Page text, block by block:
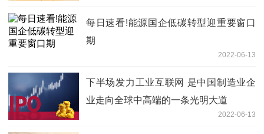
每日速看!能源国企低碳转型迎重要窗口
期
2022-06-13
下半场发力工业互联网 是中国制造业企
业走向全球中高端的一条光明大道
2022-06-13